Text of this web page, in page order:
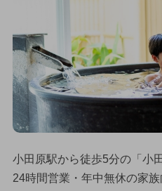
小田原駅から徒歩5分の「小
24時間営業・年中無休の家族